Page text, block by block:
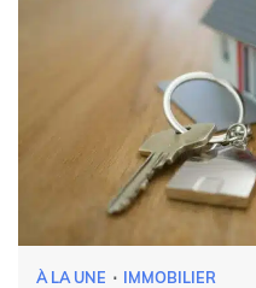
À LA UNE IMMOBILIER